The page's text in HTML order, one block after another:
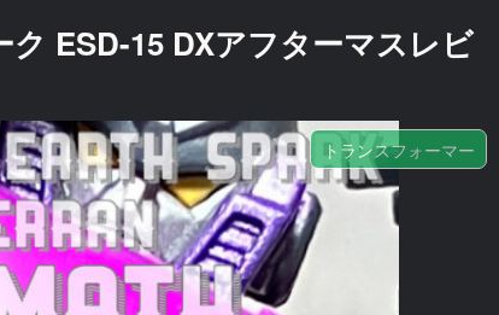
ESD-15 DXアフターマスレビ
トランスフォーマー